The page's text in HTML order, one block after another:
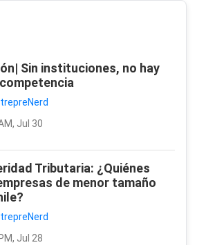
Sin instituciones, no hay
Jul 30
Tributaria: ¿Quiénes
de menor tamaño
Jul 28